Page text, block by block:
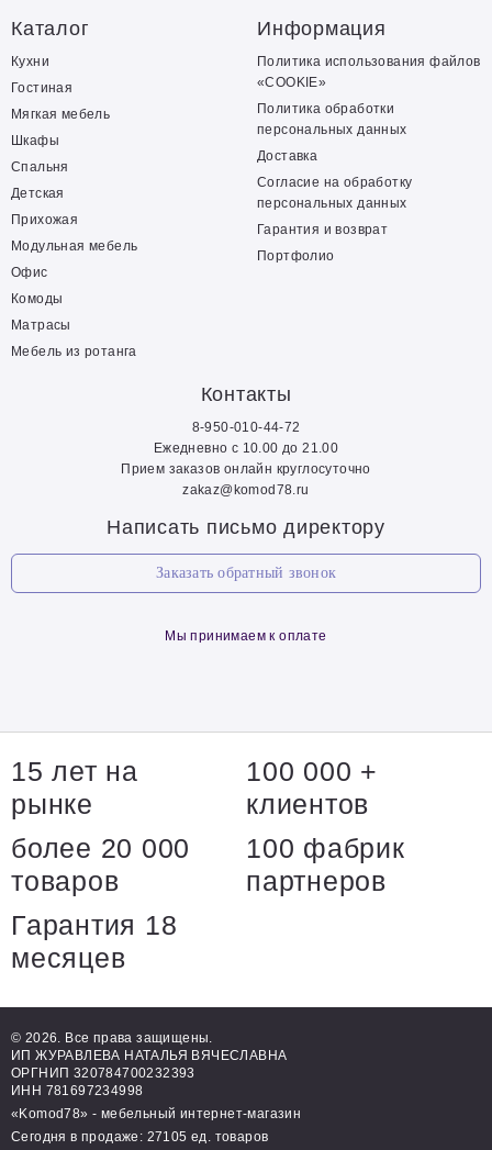
Каталог
Кухни
Гостиная
Мягкая мебель
Шкафы
Спальня
Детская
Прихожая
Модульная мебель
Офис
Комоды
Матрасы
Мебель из ротанга
Информация
Политика использования файлов
«COOKIE»
Политика обработки
персональных данных
Доставка
Согласие на обработку
персональных данных
Гарантия и возврат
Портфолио
Контакты
8-950-010-44-72
Ежедневно с 10.00 до 21.00
Прием заказов онлайн круглосуточно
zakaz@komod78.ru
Написать письмо директору
Заказать обратный звонок
Мы принимаем к оплате
15 лет на
рынке
100 000 +
клиентов
более 20 000
товаров
100 фабрик
партнеров
Гарантия 18
месяцев
© 2026. Все права защищены.
ИП ЖУРАВЛЕВА НАТАЛЬЯ ВЯЧЕСЛАВНА
ОРГНИП 320784700232393
ИНН 781697234998
«Komod78» - мебельный интернет-магазин
Сегодня в продаже: 27105 ед. товаров